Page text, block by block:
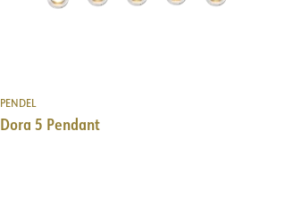
PENDEL
Dora 5 Pendant